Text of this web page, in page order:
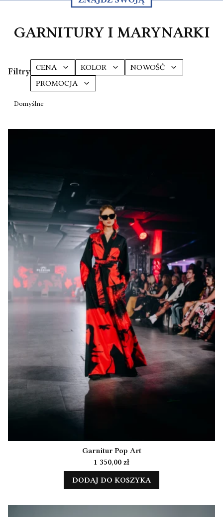
GARNITURY I MARYNARKI
Filtry CENA KOLOR
NOWOŚĆ
PROMOCJA
Domyślne
Garnitur Pop Art
Cena
1 350,00 zł
DODAJ DO KOSZYKA